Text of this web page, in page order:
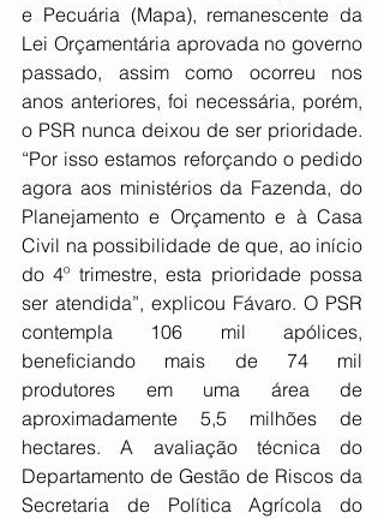
e Pecuária (Mapa), remanescente da
Lei Orçamentária aprovada no governo
passado, assim como ocorreu nos
anos anteriores, foi necessária, porém,
o PSR nunca deixou de ser prioridade.
“Por isso estamos reforçando o pedido
agora aos ministérios da Fazenda, do
Planejamento e Orçamento e à Casa
Civil na possibilidade de que, ao início
do 4º trimestre, esta prioridade possa
ser atendida”, explicou Fávaro. O PSR
contempla 106 mil apólices,
beneficiando mais de 74 mil
produtores em uma área de
aproximadamente 5,5 milhões de
hectares. A avaliação técnica do
Departamento de Gestão de Riscos da
Secretaria de Política Agrícola do